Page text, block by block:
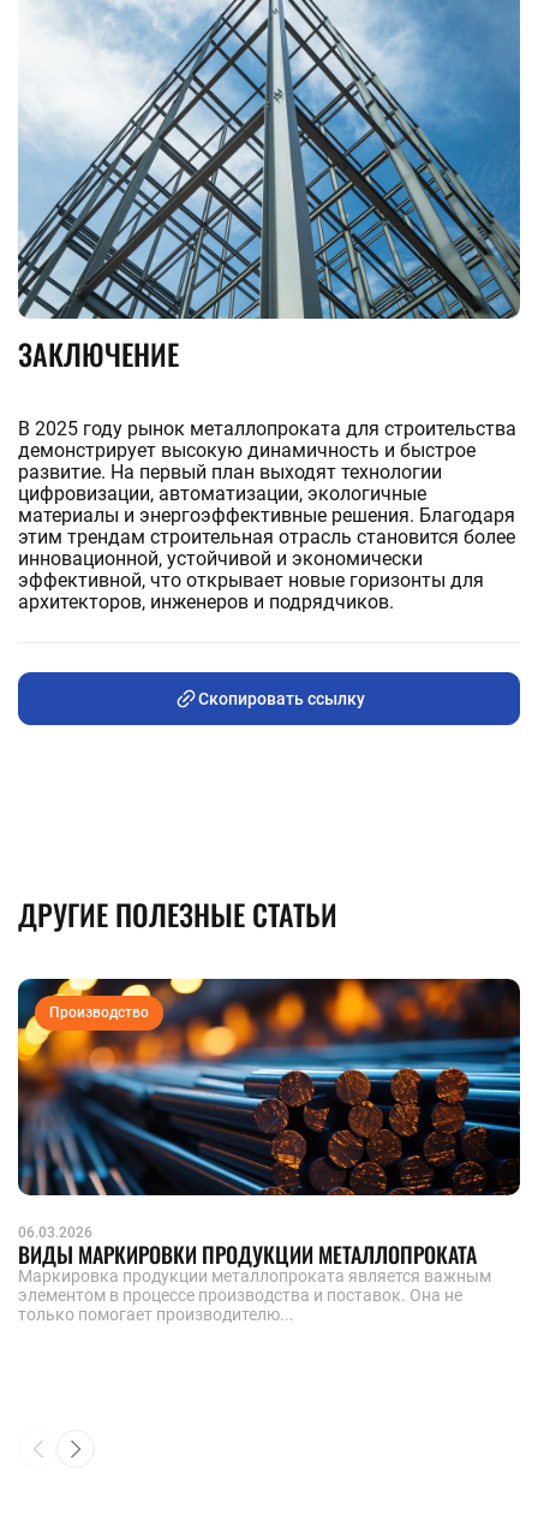
ЗАКЛЮЧЕНИЕ
В 2025 году рынок металлопроката для строительства
демонстрирует высокую динамичность и быстрое
развитие. На первый план выходят технологии
цифровизации, автоматизации, экологичные
материалы и энергоэффективные решения. Благодаря
этим трендам строительная отрасль становится более
инновационной, устойчивой и экономически
эффективной, что открывает новые горизонты для
архитекторов, инженеров и подрядчиков.
Скопировать ссылку
ДРУГИЕ ПОЛЕЗНЫЕ СТАТЬИ
Производство
06.03.2026
ВИДЫ МАРКИРОВКИ ПРОДУКЦИИ МЕТАЛЛОПРОКАТА
Маркировка продукции металлопроката является важным
элементом в процессе производства и поставок. Она не
только помогает производителю...